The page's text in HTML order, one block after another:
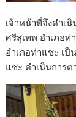
เจ้าหน้าที่จึงดำเ
ศรีสุเทพ อำเภอ
อำเภอท่าแซะ เ
แซะ ดำเนินการ